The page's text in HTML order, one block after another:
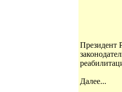
Президент
Далее...